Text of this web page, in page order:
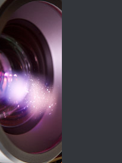
Vorträge